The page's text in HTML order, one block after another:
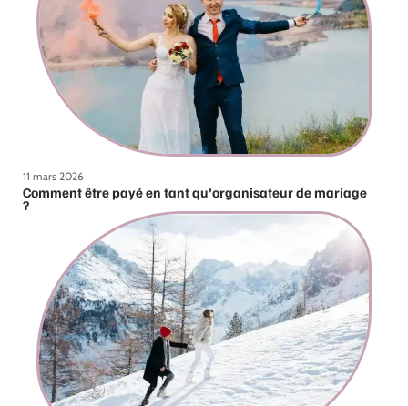
11 mars 2026
Comment être payé en tant qu’organisateur de mariage
?